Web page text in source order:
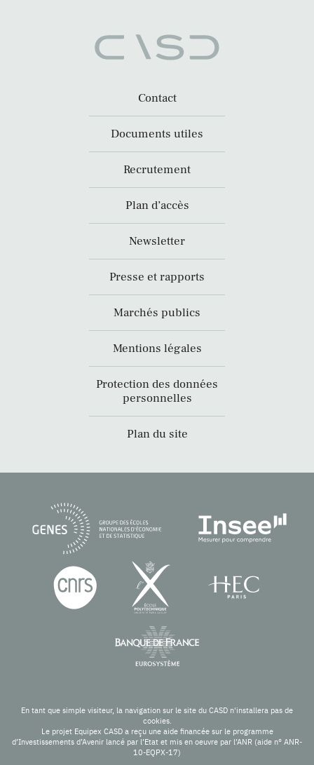
Contact
Documents utiles
Recrutement
Plan d’accès
Newsletter
Presse et rapports
Marchés publics
Mentions légales
Protection des données
personnelles
Plan du site
En tant que simple visiteur, la navigation sur le site du CASD n'installera pas de
cookies.
Le projet Equipex CASD a reçu une aide financée sur le programme
d’Investissements d’Avenir lancé par l’Etat et mis en oeuvre par l’ANR (aide n° ANR-
10-EQPX-17)